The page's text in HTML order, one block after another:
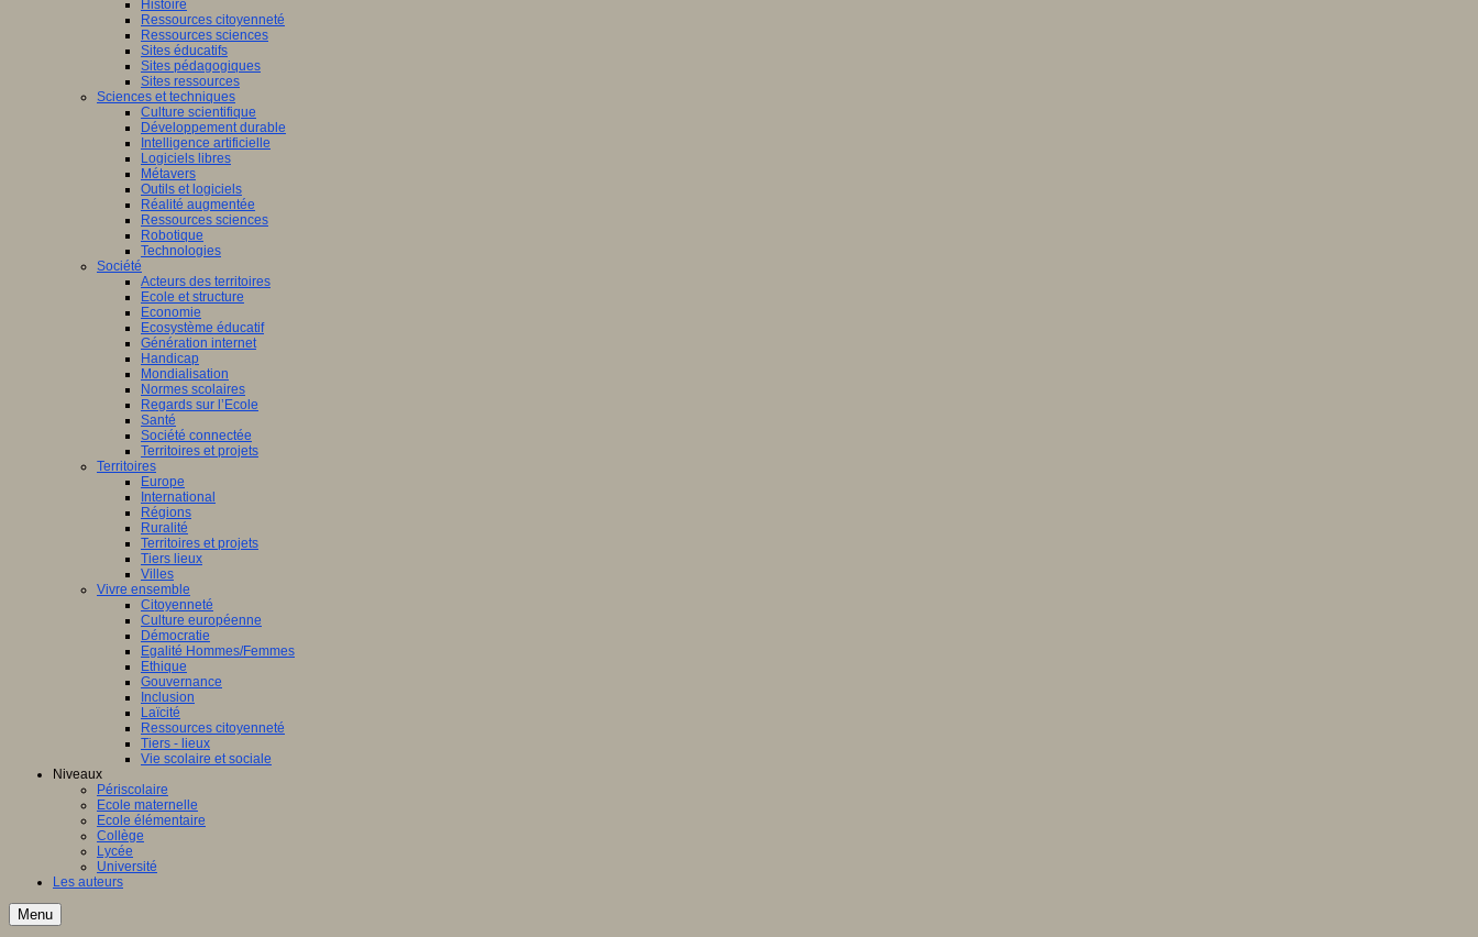
Histoire
Ressources citoyenneté
Ressources sciences
Sites éducatifs
Sites pédagogiques
Sites ressources
Sciences et techniques
Culture scientifique
Développement durable
Intelligence artificielle
Logiciels libres
Métavers
Outils et logiciels
Réalité augmentée
Ressources sciences
Robotique
Technologies
Société
Acteurs des territoires
Ecole et structure
Economie
Ecosystème éducatif
Génération internet
Handicap
Mondialisation
Normes scolaires
Regards sur l’Ecole
Santé
Société connectée
Territoires et projets
Territoires
Europe
International
Régions
Ruralité
Territoires et projets
Tiers lieux
Villes
Vivre ensemble
Citoyenneté
Culture européenne
Démocratie
Egalité Hommes/Femmes
Ethique
Gouvernance
Inclusion
Laïcité
Ressources citoyenneté
Tiers - lieux
Vie scolaire et sociale
Niveaux
Périscolaire
Ecole maternelle
Ecole élémentaire
Collège
Lycée
Université
Les auteurs
Menu